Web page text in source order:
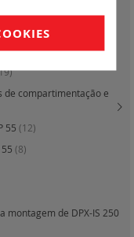
modular
de compartimentação e
55 (12)
(8)
montagem de DPX-IS 250